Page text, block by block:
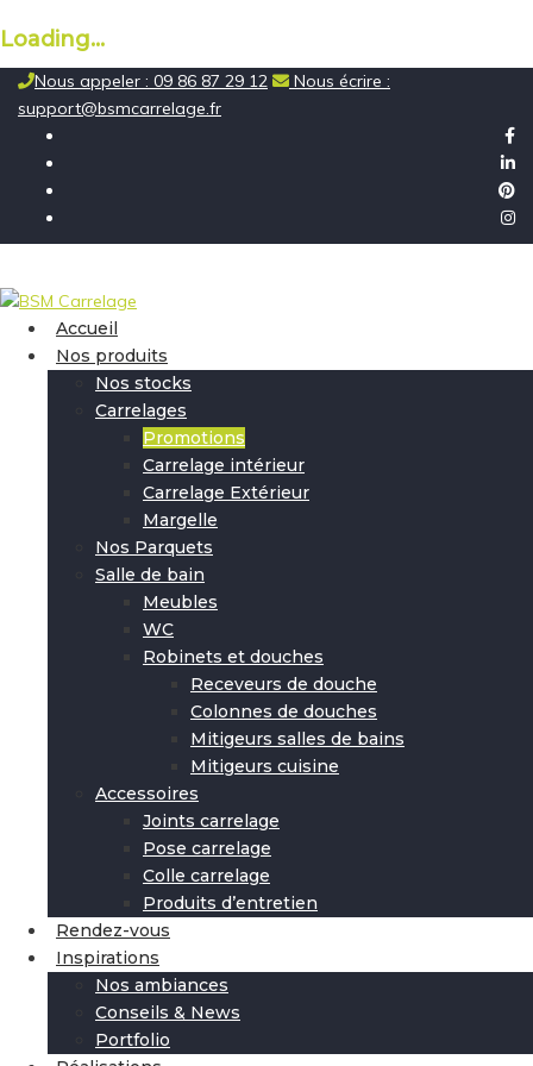
Loading...
Skip
content
Nous appeler : 09 86 87 29 12
Nous écrire :
support@bsmcarrelage.fr
Accueil
Nos produits
Nos stocks
Carrelages
Promotions
Carrelage intérieur
Carrelage Extérieur
Margelle
Nos Parquets
Salle de bain
Meubles
WC
Robinets et douches
Receveurs de douche
Colonnes de douches
Mitigeurs salles de bains
Mitigeurs cuisine
Accessoires
Joints carrelage
Pose carrelage
Colle carrelage
Produits d’entretien
Rendez-vous
Inspirations
Nos ambiances
Conseils & News
Portfolio